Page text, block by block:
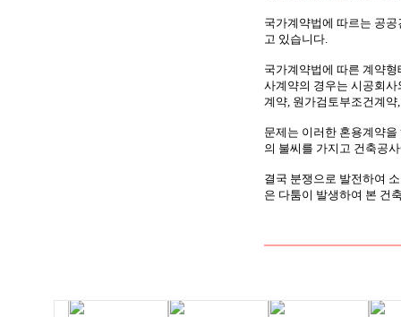
국가계약법에 따르는 공
고 있습니다.
국가계약법에 따른 계약
사계약의 경우는 시공회
계약, 원가검토부조건계
문제는 이러한 혼용계약
의 불씨를 가지고 건축공
결국 분쟁으로 발전하여
은 다툼이 발생하여 본 건